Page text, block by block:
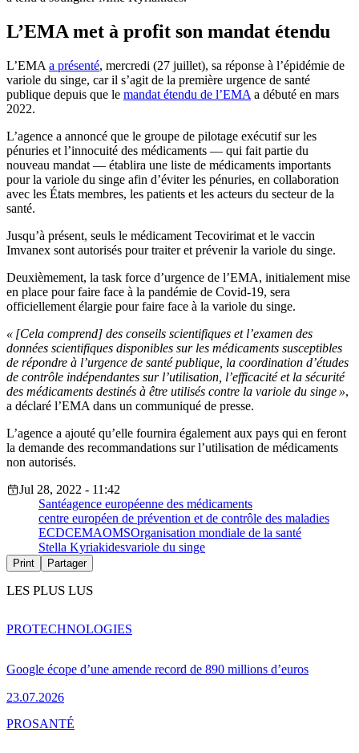
L’EMA met à profit son mandat étendu
L’EMA a présenté, mercredi (27 juillet), sa réponse à l’épidémie de
variole du singe, car il s’agit de la première urgence de santé
publique depuis que le mandat étendu de l’EMA a débuté en mars
2022.
L’agence a annoncé que le groupe de pilotage exécutif sur les
pénuries et l’innocuité des médicaments — qui fait partie du
nouveau mandat — établira une liste de médicaments importants
pour la variole du singe afin d’éviter les pénuries, en collaboration
avec les États membres, les patients et les acteurs du secteur de la
santé.
Jusqu’à présent, seuls le médicament Tecovirimat et le vaccin
Imvanex sont autorisés pour traiter et prévenir la variole du singe.
Deuxièmement, la task force d’urgence de l’EMA, initialement mise
en place pour faire face à la pandémie de Covid-19, sera
officiellement élargie pour faire face à la variole du singe.
« [Cela comprend] des conseils scientifiques et l’examen des
données scientifiques disponibles sur les médicaments susceptibles
de répondre à l’urgence de santé publique, la coordination d’études
de contrôle indépendantes sur l’utilisation, l’efficacité et la sécurité
des médicaments destinés à être utilisés contre la variole du singe »,
a déclaré l’EMA dans un communiqué de presse.
L’agence a ajouté qu’elle fournira également aux pays qui en feront
la demande des recommandations sur l’utilisation de médicaments
non autorisés.
Jul 28, 2022 - 11:42
Santéagence européenne des médicaments
centre européen de prévention et de contrôle des maladies
ECDCEMAOMSOrganisation mondiale de la santé
Stella Kyriakidesvariole du singe
Print Partager
LES PLUS LUS
Google écope d’une amende record de 890 millions d’euros
23.07.2026
PROTECHNOLOGIES
PROSANTÉ